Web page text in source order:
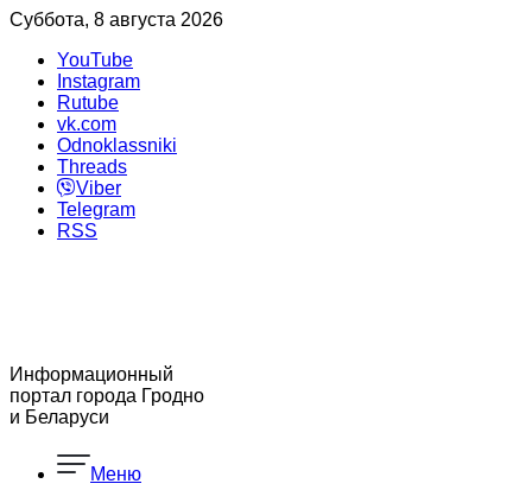
Суббота, 8 августа 2026
YouTube
Instagram
Rutube
vk.com
Odnoklassniki
Threads
Viber
Telegram
RSS
Информационный
портал города Гродно
и Беларуси
Меню